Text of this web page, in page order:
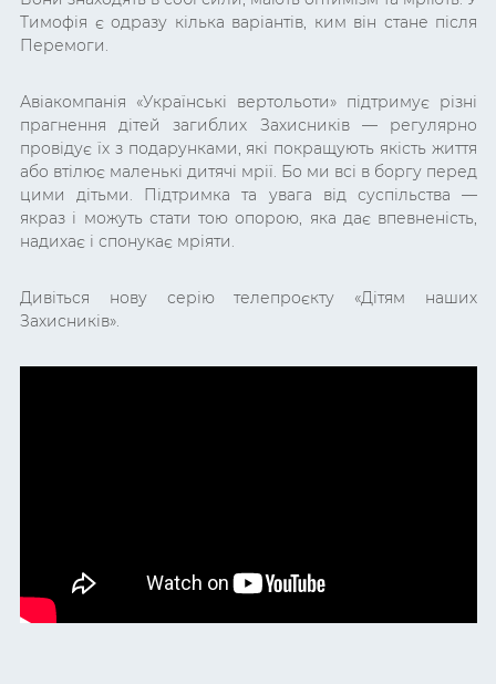
Тимофія є одразу кілька варіантів, ким він стане після
Перемоги.
Авіакомпанія «Українські вертольоти» підтримує різні
прагнення дітей загиблих Захисників — регулярно
провідує їх з подарунками, які покращують якість життя
або втілює маленькі дитячі мрії. Бо ми всі в боргу перед
цими дітьми. Підтримка та увага від суспільства —
якраз і можуть стати тою опорою, яка дає впевненість,
надихає і спонукає мріяти.
Дивіться нову серію телепроєкту «Дітям наших
Захисників».